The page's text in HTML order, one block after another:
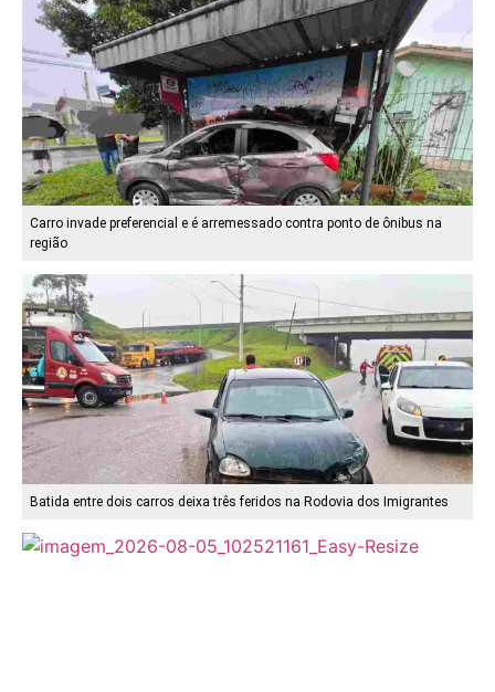
Carro invade preferencial e é arremessado contra ponto de ônibus na
região
Batida entre dois carros deixa três feridos na Rodovia dos Imigrantes